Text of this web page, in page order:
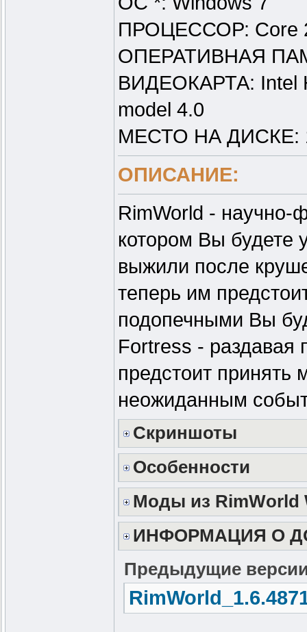
ПРОЦЕССОР: Core
ОПЕРАТИВНАЯ
ВИДЕОКАРТА: Intel
model 4.0
МЕСТО НА ДИСКЕ:
ОПИСАНИЕ:
RimWorld - научно-
котором Вы будете
выжили после
теперь им
подопечными Вы
Fortress -
предстоит принять
неожиданным
Скриншоты
Особенности
Моды из RimWorld
ИНФОРМАЦИЯ О
Предыдущие